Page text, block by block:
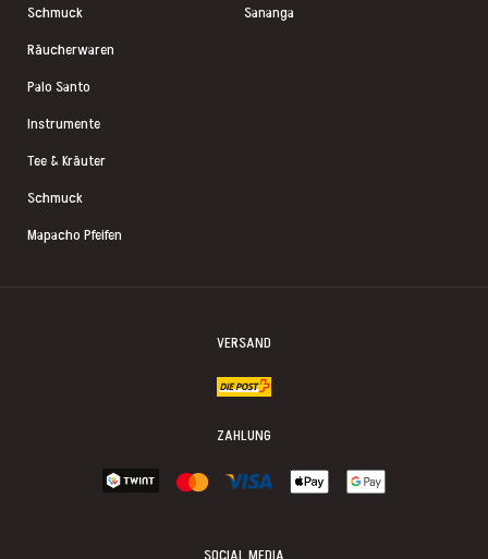
Schmuck
Räucherwaren
Palo Santo
Instrumente
Tee & Kräuter
Schmuck
Mapacho Pfeifen
Sananga
VERSAND
ZAHLUNG
SOCIAL MEDIA